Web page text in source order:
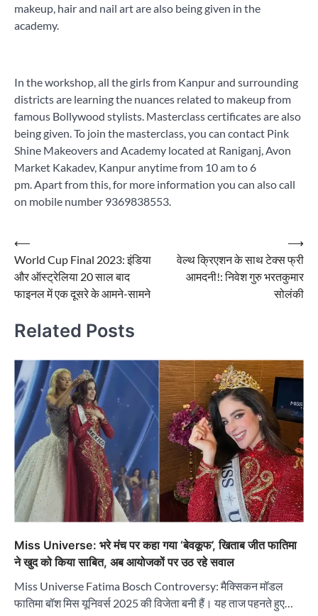
makeup, hair and nail art are also being given in the
academy.
In the workshop, all the girls from Kanpur and surrounding
districts are learning the nuances related to makeup from
famous Bollywood stylists. Masterclass certificates are also
being given. To join the masterclass, you can contact Pink
Shine Makeovers and Academy located at Raniganj, Avon
Market Kakadev, Kanpur anytime from 10 am to 6
pm. Apart from this, for more information you can also call
on mobile number 9369838553.
Post
navigation
⟵
World Cup Final 2023: इंडिया
और ऑस्ट्रेलिया 20 साल बाद
फाइनल में एक दूसरे के आमने-सामने
वेल्थ क्रिएशन के साथ टेक्स फ्री
आमदनी!: निवेश गुरु भरतकुमार
सोलंकी
⟶
Related Posts
Miss Universe: भरे मंच पर कहा गया ‘बेवकूफ’, खिताब जीत फातिमा
ने खुद को किया साबित, अब आयोजकों पर उठ रहे सवाल
Miss Universe Fatima Bosch Controversy: मैक्सिकन मॉडल
फातिमा बॉश मिस यूनिवर्स 2025 की विजेता बनी हैं। यह ताज पहनते हुए…